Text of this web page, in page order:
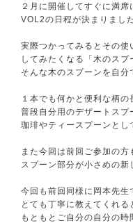
２月に開催してすぐに満席
VOL2の日程が決まりまし
実際つかってみるとその
してみたくなる「木のスプ
そんな木のスプーンを自分
１本でも何かと便利な柄の
普段自分用のデザートスプ
珈琲やティースプーンとし
また今回は前回ご参加の方
スプーン部分が小さめの新
今回も前回同様に岡本先生
とても丁寧に教えてくれる
もともとご自分の自分の